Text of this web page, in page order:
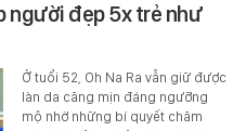
người đẹp 5x trẻ như
Ở tuổi 52, Oh Na Ra vẫn giữ được
làn da căng mịn đáng ngưỡng
mộ nhờ những bí quyết chăm